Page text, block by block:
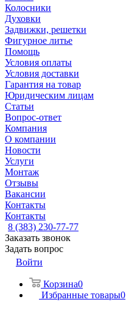
Колосники
Духовки
Задвижки, решетки
Фигурное литье
Помощь
Условия оплаты
Условия доставки
Гарантия на товар
Юридическим лицам
Статьи
Вопрос-ответ
Компания
О компании
Новости
Услуги
Монтаж
Отзывы
Вакансии
Контакты
Контакты
8 (383) 230-77-77
Заказать звонок
Задать вопрос
Войти
Корзина0
Избранные товары0